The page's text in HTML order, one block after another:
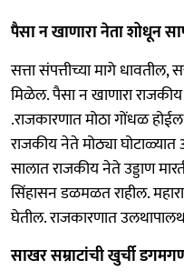
पैसा न खाणारा नेता शोधून
सत्ता संपत्तीच्या मागे धावतील,
मिळेल. पैसा न खाणारा
.राजकारणात मोठा गोंधळ
राजकीय नेते मोठ्या
सालात राजकीय नेते उड्डाण
सिंहासन डळमळत राहील.
घेतील. राजकारणात
साखर सम्राटांची खुर्ची